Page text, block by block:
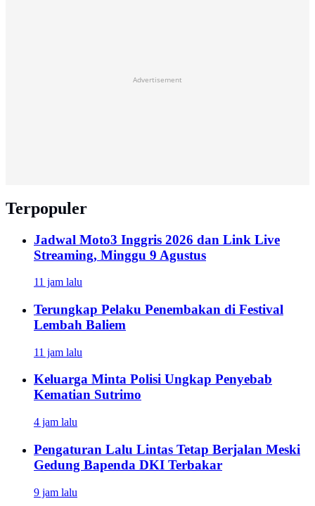
Advertisement
Terpopuler
Jadwal Moto3 Inggris 2026 dan Link Live
Streaming, Minggu 9 Agustus
11 jam lalu
Terungkap Pelaku Penembakan di Festival
Lembah Baliem
11 jam lalu
Keluarga Minta Polisi Ungkap Penyebab
Kematian Sutrimo
4 jam lalu
Pengaturan Lalu Lintas Tetap Berjalan Meski
Gedung Bapenda DKI Terbakar
9 jam lalu